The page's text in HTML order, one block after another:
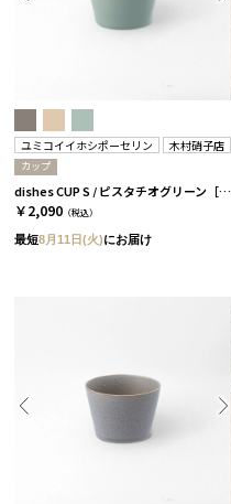
ユミコイイホシポーセリン 木村硝子店
カップ
dishes CUP S / ピスタチオグリーン［イイホシユミコ×木村硝子店］
￥2,090 （税込）
最短8月11日(火)にお届け